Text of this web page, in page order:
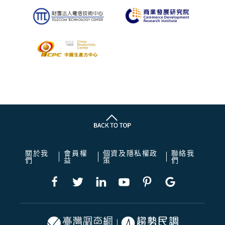
關於我
們
會員權
益
個資及隱私權政
策
聯絡我
們